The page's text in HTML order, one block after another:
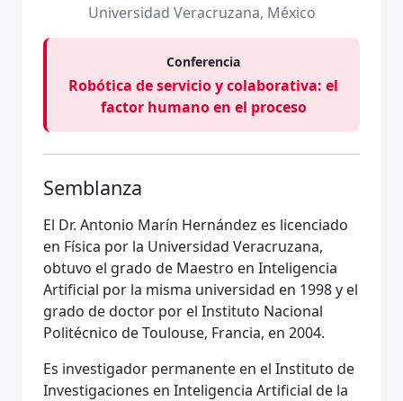
Universidad Veracruzana, México
Conferencia
Robótica de servicio y colaborativa: el
factor humano en el proceso
Semblanza
El Dr. Antonio Marín Hernández es licenciado
en Física por la Universidad Veracruzana,
obtuvo el grado de Maestro en Inteligencia
Artificial por la misma universidad en 1998 y el
grado de doctor por el Instituto Nacional
Politécnico de Toulouse, Francia, en 2004.
Es investigador permanente en el Instituto de
Investigaciones en Inteligencia Artificial de la